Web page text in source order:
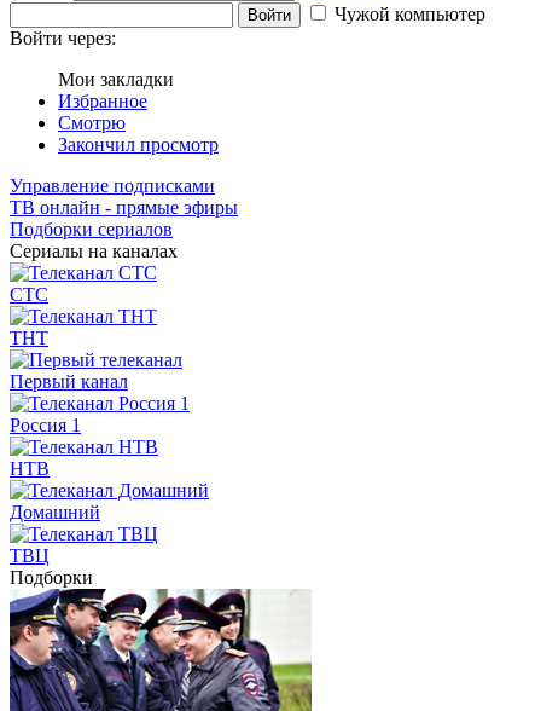
Войти
Чужой компьютер
Войти через:
Мои закладки
Избранное
Смотрю
Закончил просмотр
Управление подписками
ТВ онлайн - прямые эфиры
Подборки сериалов
Сериалы на каналах
СТС
ТНТ
Первый канал
Россия 1
НТВ
Домашний
ТВЦ
Подборки